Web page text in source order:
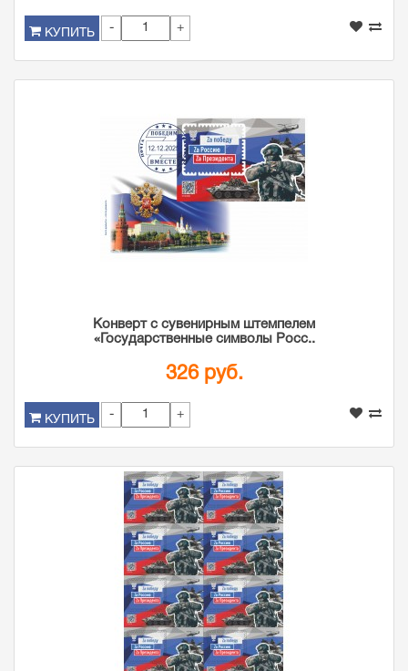
КУПИТЬ - +
Конверт с сувенирным штемпелем
«Государственные символы Росс..
326 руб.
КУПИТЬ - +